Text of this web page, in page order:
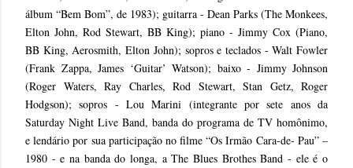
álbum “Bem Bom”, de 1983); guitarra - Dean Parks (The Monkees,
Elton John, Rod Stewart, BB King); piano - Jimmy Cox (Piano,
BB King, Aerosmith, Elton John); sopros e teclados - Walt Fowler
(Frank Zappa, James ‘Guitar’ Watson); baixo - Jimmy Johnson
(Roger Waters, Ray Charles, Rod Stewart, Stan Getz, Roger
Hodgson); sopros - Lou Marini (integrante por sete anos da
Saturday Night Live Band, banda do programa de TV homônimo,
e lendário por sua participação no filme “Os Irmão Cara-de- Pau” –
1980 - e na banda do longa, a The Blues Brothes Band - ele é o